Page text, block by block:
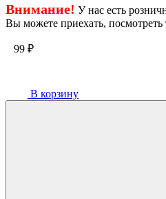
Внимание! У нас есть
Вы можете приехать, посмотреть
99 ₽
В корзину